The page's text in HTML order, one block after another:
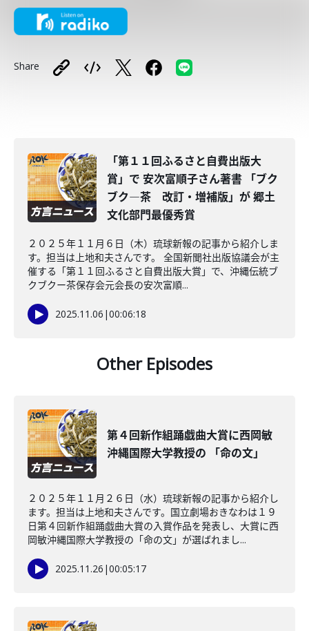
Share
「第１１回ふるさと自費出版大
賞」で 安次富順子さん著書 「ブク
ブク―茶 改訂・増補版」が 郷土
文化部門最優秀賞
２０２５年１１月６日（木）琉球新報の記事から紹介しま
す。担当は上地和夫さんです。 全国新聞社出版協議会が主
催する「第１１回ふるさと自費出版大賞」で、沖縄伝統ブ
クブクー茶保存会元会長の安次富順...
2025.11.06 |00:06:18
Other Episodes
第４回新作組踊戯曲大賞に西岡敏
沖縄国際大学教授の 「命の文」
２０２５年１１月２６日（水）琉球新報の記事から紹介し
ます。担当は上地和夫さんです。国立劇場おきなわは１９
日第４回新作組踊戯曲大賞の入賞作品を発表し、大賞に西
岡敏沖縄国際大学教授の「命の文」が選ばれまし...
2025.11.26 |00:05:17